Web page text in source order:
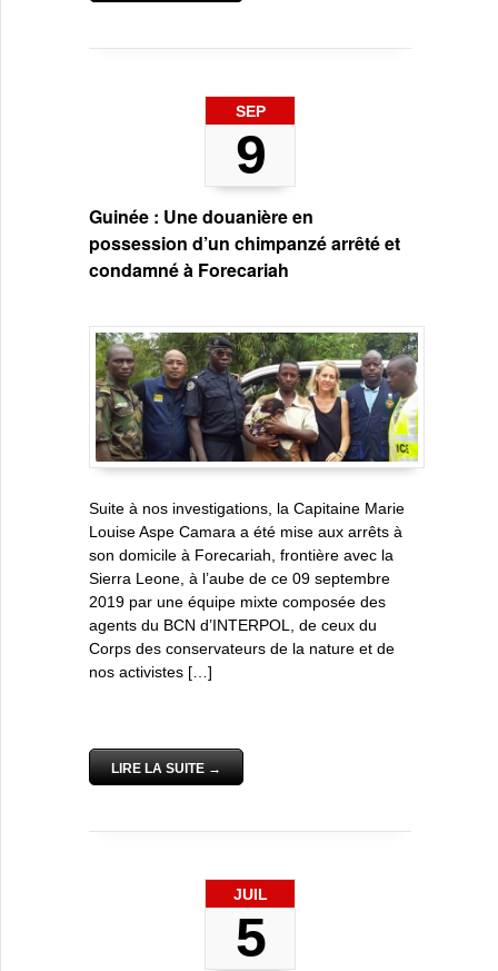
SEP
9
Guinée : Une douanière en
possession d’un chimpanzé arrêté et
condamné à Forecariah
Suite à nos investigations, la Capitaine Marie
Louise Aspe Camara a été mise aux arrêts à
son domicile à Forecariah, frontière avec la
Sierra Leone, à l’aube de ce 09 septembre
2019 par une équipe mixte composée des
agents du BCN d’INTERPOL, de ceux du
Corps des conservateurs de la nature et de
nos activistes […]
LIRE LA SUITE →
JUIL
5